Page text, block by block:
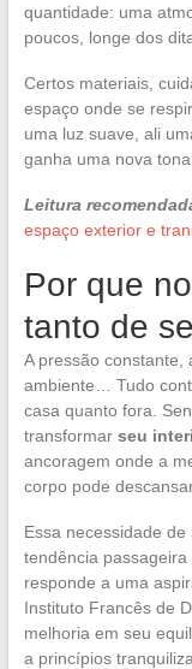
quantidade: uma
poucos, longe dos
Certos materiais,
espaço onde se
uma luz suave, ali
ganha uma nova
Leitura
espaço exterior e
Por que
tanto de
A pressão constante,
ambiente… Tudo
casa quanto fora.
transformar seu
ancoragem onde a
corpo pode
Essa necessidade de
tendência
responde a uma
Instituto Francês de
melhoria em seu
a princípios